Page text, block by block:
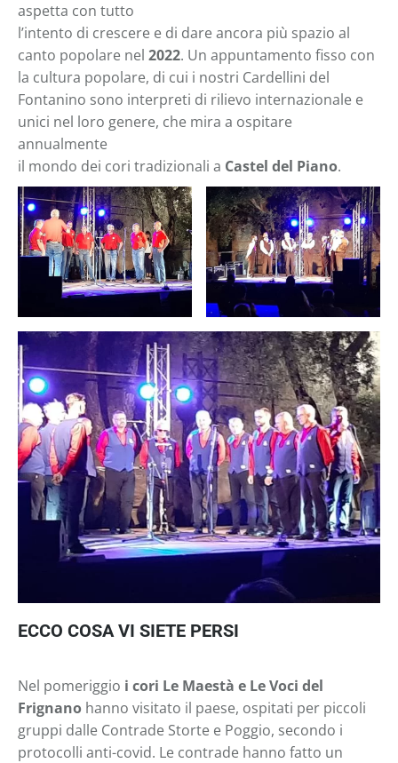
aspetta con tutto
l’intento di crescere e di dare ancora più spazio al
canto popolare nel 2022. Un appuntamento fisso con
la cultura popolare, di cui i nostri Cardellini del
Fontanino sono interpreti di rilievo internazionale e
unici nel loro genere, che mira a ospitare
annualmente
il mondo dei cori tradizionali a Castel del Piano.
ECCO COSA VI SIETE PERSI
Nel pomeriggio i cori Le Maestà e Le Voci del
Frignano hanno visitato il paese, ospitati per piccoli
gruppi dalle Contrade Storte e Poggio, secondo i
protocolli anti-covid. Le contrade hanno fatto un